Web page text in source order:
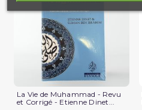
La Vie de Muhammad - Revu
et Corrigé - Etienne Dinet...